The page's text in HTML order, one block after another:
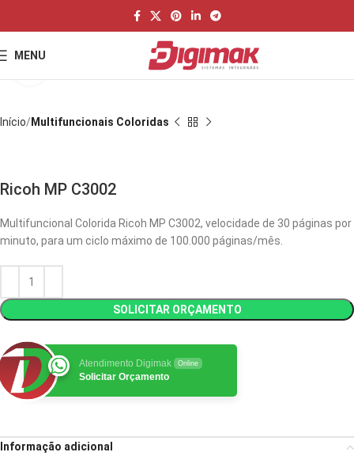
MENU
Início Multifuncionais Coloridas
Ricoh MP C3002
Multifuncional Colorida Ricoh MP C3002, velocidade de 30 páginas por
minuto, para um ciclo máximo de 100.000 páginas/mês.
SOLICITAR ORÇAMENTO
Atendimento Digimak Online
Solicitar Orçamento
Informação adicional